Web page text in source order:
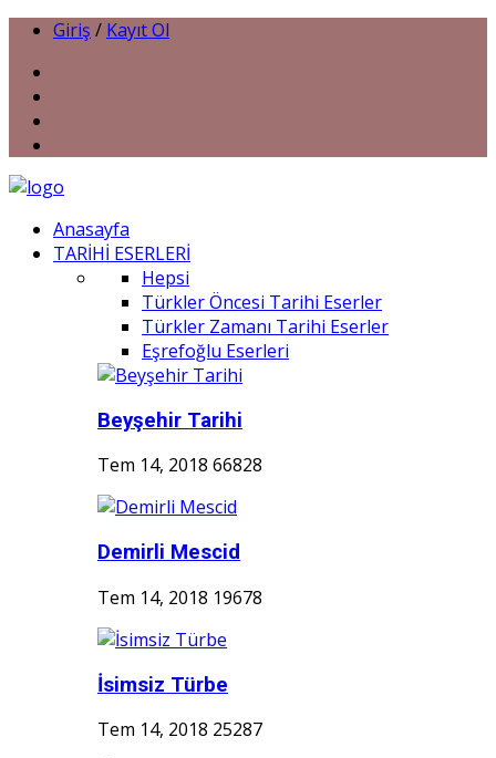
Giriş / Kayıt Ol
Anasayfa
TARİHİ ESERLERİ
Hepsi
Türkler Öncesi Tarihi Eserler
Türkler Zamanı Tarihi Eserler
Eşrefoğlu Eserleri
Beyşehir Tarihi
Tem 14, 2018 66828
Demirli Mescid
Tem 14, 2018 19678
İsimsiz Türbe
Tem 14, 2018 25287